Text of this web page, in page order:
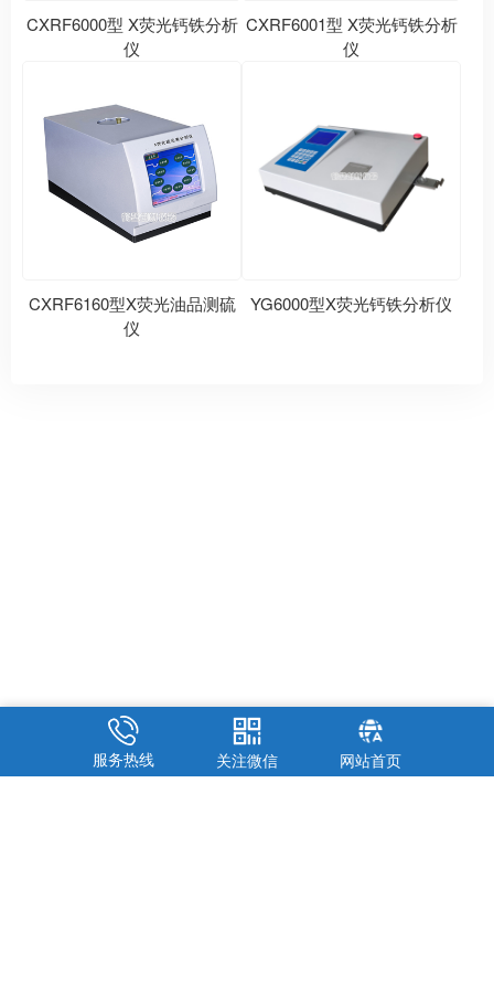
CXRF6000型 X荧光钙铁分析
仪
CXRF6001型 X荧光钙铁分析
仪
CXRF6160型X荧光油品测硫
仪
YG6000型X荧光钙铁分析仪
服务热线 关注微信 网站首页